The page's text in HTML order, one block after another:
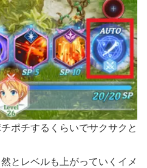
ポチするくらいでサクサクと
とレベルも上がっていくイメ